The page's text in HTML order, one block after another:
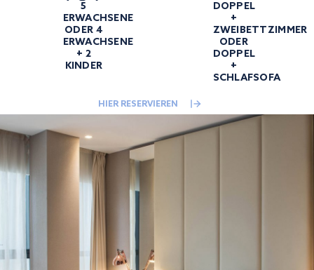
5
ERWACHSENE
ODER 4
ERWACHSENE
+ 2
KINDER
DOPPEL
+
ZWEIBETTZIMMER
ODER
DOPPEL
+
SCHLAFSOFA
HIER RESERVIEREN